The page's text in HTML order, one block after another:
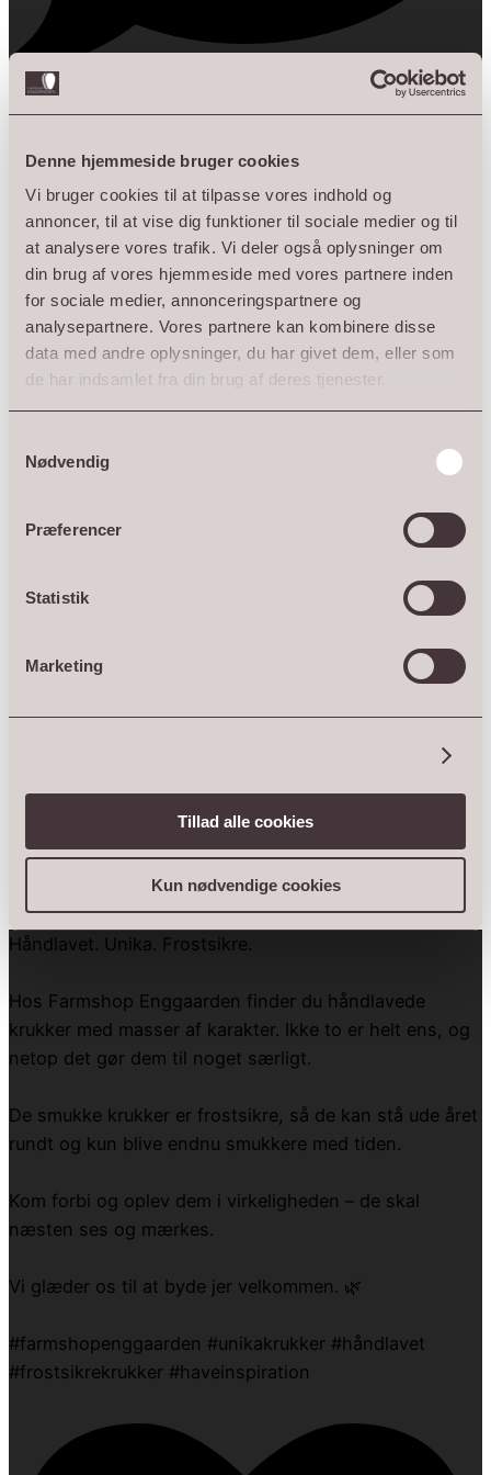
Denne hjemmeside bruger cookies
Vi bruger cookies til at tilpasse vores indhold og
annoncer, til at vise dig funktioner til sociale medier og til
at analysere vores trafik. Vi deler også oplysninger om
din brug af vores hjemmeside med vores partnere inden
for sociale medier, annonceringspartnere og
analysepartnere. Vores partnere kan kombinere disse
data med andre oplysninger, du har givet dem, eller som
de har indsamlet fra din brug af deres tjenester.
Nødvendig
Præferencer
Statistik
Marketing
Tillad alle cookies
Kun nødvendige cookies
0
18101795540270506
Håndlavet. Unika. Frostsikre.
Hos Farmshop Enggaarden finder du håndlavede
krukker med masser af karakter. Ikke to er helt ens, og
netop det gør dem til noget særligt.
De smukke krukker er frostsikre, så de kan stå ude året
rundt og kun blive endnu smukkere med tiden.
Kom forbi og oplev dem i virkeligheden – de skal
næsten ses og mærkes.
Vi glæder os til at byde jer velkommen. 🌿
#farmshopenggaarden #unikakrukker #håndlavet
#frostsikrekrukker #haveinspiration